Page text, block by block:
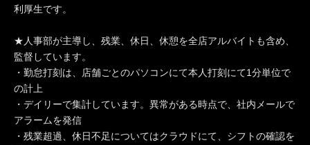
利厚生です。
★人事部が主導し、残業、休日、休憩を全店アルバイトも含め、
監督しています。
・勤怠打刻は、店舗ごとのパソコンにて本人打刻にて1分単位で
の計上
・デイリーで集計しています。異常がある時点で、社内メールで
アラームを発信
・残業超過、休日不足についてはクラウドにて、シフトの確認を